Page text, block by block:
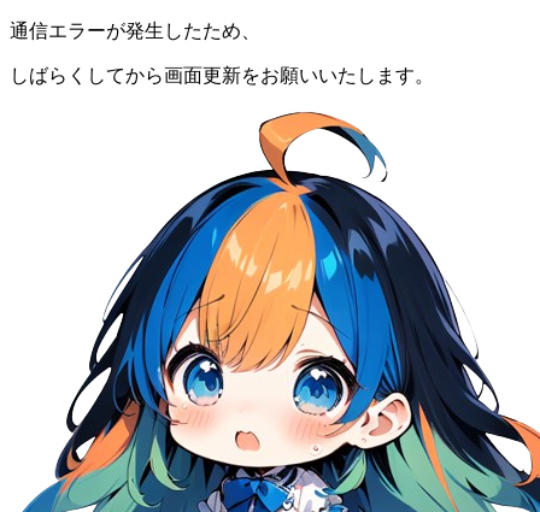
通信エラーが発生したため、
しばらくしてから画面更新をお願いいたします。